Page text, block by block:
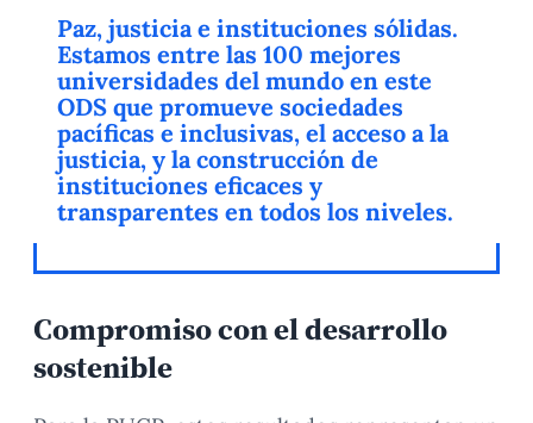
Paz, justicia e instituciones sólidas.
Estamos entre las 100 mejores
universidades del mundo en este
ODS que promueve sociedades
pacíficas e inclusivas, el acceso a la
justicia, y la construcción de
instituciones eficaces y
transparentes en todos los niveles.
Compromiso con el desarrollo
sostenible